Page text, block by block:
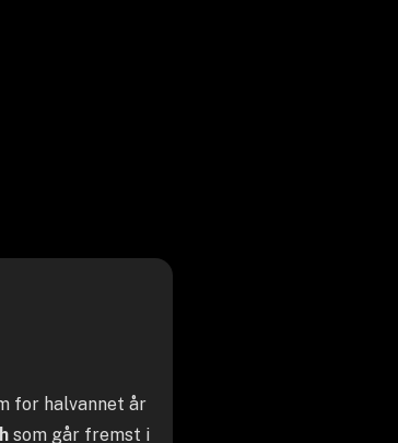
for halvannet år
som går fremst i